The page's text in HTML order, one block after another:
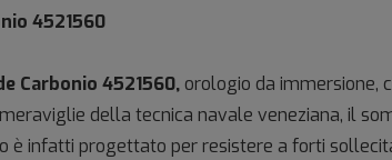
4521560
Carbonio 4521560, orologio da immersione,
della tecnica navale veneziana, il
è infatti progettato per resistere a forti